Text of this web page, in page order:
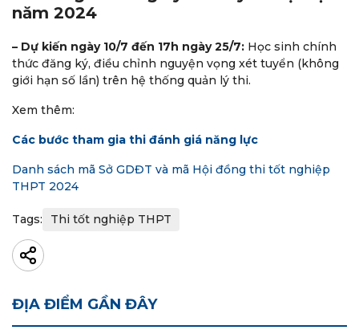
năm 2024
– Dự kiến ngày 10/7 đến 17h ngày 25/7: Học sinh chính
thức đăng ký, điều chỉnh nguyện vọng xét tuyển (không
giới hạn số lần) trên hệ thống quản lý thi.
Xem thêm:
Các bước tham gia thi đánh giá năng lực
Danh sách mã Sở GDĐT và mã Hội đồng thi tốt nghiệp
THPT 2024
Tags: Thi tốt nghiệp THPT
ĐỊA ĐIỂM GẦN ĐÂY